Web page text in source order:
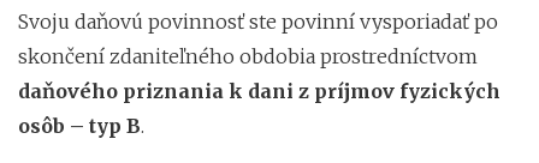
Svoju daňovú povinnosť ste povinní vysporiadať po
skončení zdaniteľného obdobia prostredníctvom
daňového priznania k dani z príjmov fyzických
osôb – typ B.